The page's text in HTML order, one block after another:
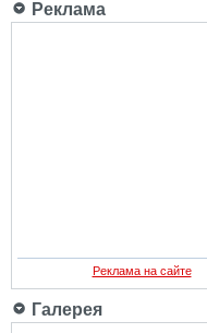
Реклама
Реклама на сайте
Галерея